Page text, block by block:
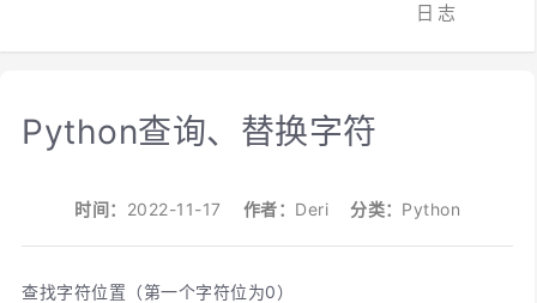
日志
Python查询、替换字符
时间： 2022-11-17 作者： Deri 分类： Python
查找字符位置（第一个字符位为0）